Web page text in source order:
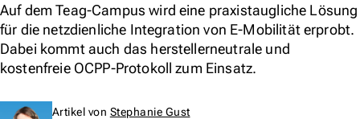
Auf dem Teag-Campus wird eine praxistaugliche Lösung
für die netzdienliche Integration von E-Mobilität erprobt.
Dabei kommt auch das herstellerneutrale und
kostenfreie OCPP-Protokoll zum Einsatz.
Artikel von Stephanie Gust